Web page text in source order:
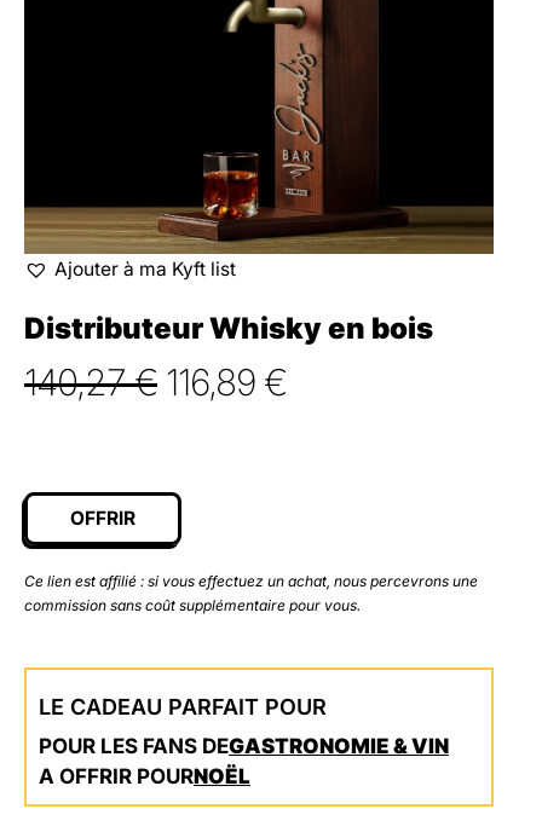
Ajouter à ma Kyft list
Distributeur Whisky en bois
140,27€ Le
était :
140,27 €.
116,89 €
OFFRIR
Ce lien est affilié : si vous effectuez un achat, nous percevrons une
commission sans coût supplémentaire pour vous.
LE CADEAU PARFAIT POUR
POUR LES FANS DEGASTRONOMIE & VIN
A OFFRIR POURNOËL